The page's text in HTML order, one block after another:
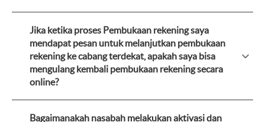
Jika ketika proses Pembukaan rekening saya
mendapat pesan untuk melanjutkan pembukaan
rekening ke cabang terdekat, apakah saya bisa
mengulang kembali pembukaan rekening secara
online?
Bagaimanakah nasabah melakukan aktivasi dan